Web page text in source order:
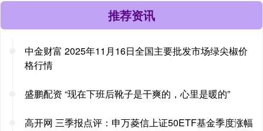
推荐资讯
中金财富 2025年11月16日全国主要批发市场绿尖椒价
格行情
盛鹏配资 “现在下班后靴子是干爽的，心里是暖的”
高开网 三季报点评：申万菱信上证50ETF基金季度涨幅